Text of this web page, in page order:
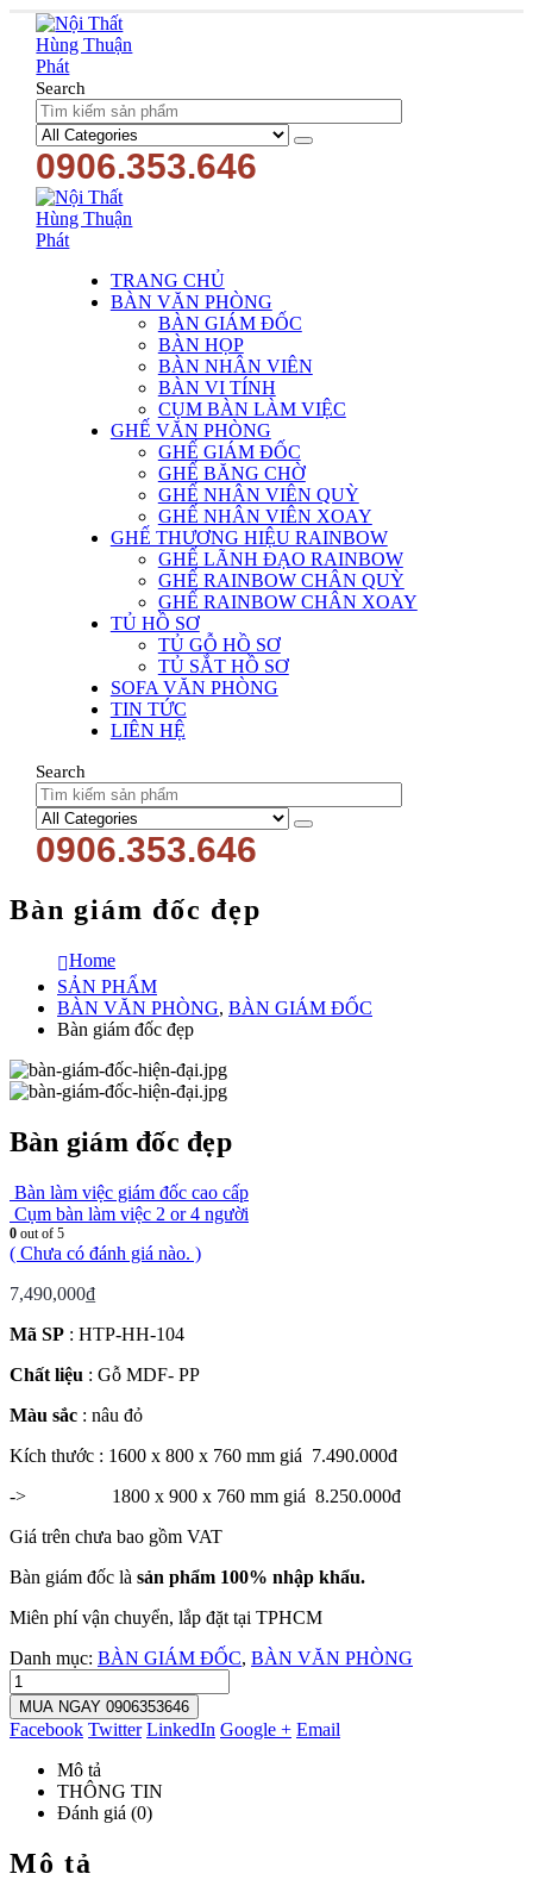
Search
0906.353.646
TRANG CHỦ
BÀN VĂN PHÒNG
BÀN GIÁM ĐỐC
BÀN HỌP
BÀN NHÂN VIÊN
BÀN VI TÍNH
CỤM BÀN LÀM VIỆC
GHẾ VĂN PHÒNG
GHẾ GIÁM ĐỐC
GHẾ BĂNG CHỜ
GHẾ NHÂN VIÊN QUỲ
GHẾ NHÂN VIÊN XOAY
GHẾ THƯƠNG HIỆU RAINBOW
GHẾ LÃNH ĐẠO RAINBOW
GHẾ RAINBOW CHÂN QUỲ
GHẾ RAINBOW CHÂN XOAY
TỦ HỒ SƠ
TỦ GỖ HỒ SƠ
TỦ SẮT HỒ SƠ
SOFA VĂN PHÒNG
TIN TỨC
LIÊN HỆ
Search
0906.353.646
Bàn giám đốc đẹp
Home
SẢN PHẨM
BÀN VĂN PHÒNG, BÀN GIÁM ĐỐC
Bàn giám đốc đẹp
Bàn giám đốc đẹp
Bàn làm việc giám đốc cao cấp
Cụm bàn làm việc 2 or 4 người
0 out of 5
( Chưa có đánh giá nào. )
7,490,000₫
Mã SP : HTP-HH-104
Chất liệu : Gỗ MDF- PP
Màu sắc : nâu đỏ
Kích thước : 1600 x 800 x 760 mm giá 7.490.000đ
-> 1800 x 900 x 760 mm giá 8.250.000đ
Giá trên chưa bao gồm VAT
Bàn giám đốc là sản phẩm 100% nhập khẩu.
Miên phí vận chuyển, lắp đặt tại TPHCM
Danh mục: BÀN GIÁM ĐỐC, BÀN VĂN PHÒNG
MUA NGAY 0906353646
Facebook Twitter LinkedIn Google + Email
Mô tả
THÔNG TIN
Đánh giá (0)
Mô tả